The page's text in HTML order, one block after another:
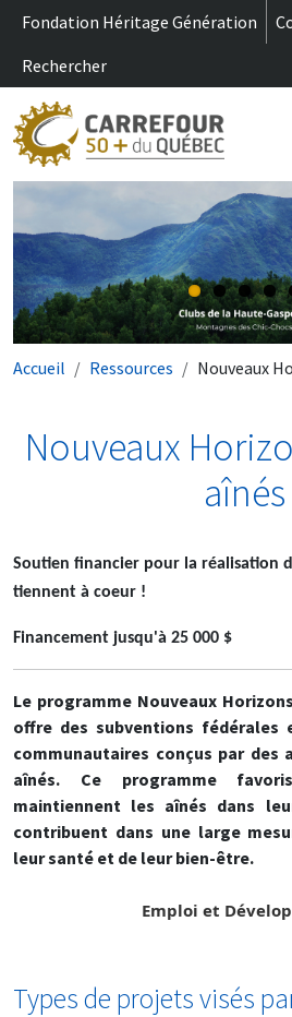
Aller au contenu principal
Fondation Héritage Génération
Rechercher
Fil d'Ariane
Accueil Ressources Nouveaux
Nouveaux
aînés
Soutien financier pour la réalisation
tiennent à coeur !
Financement jusqu'à 25 000 $
Le programme Nouveaux
offre des subventions fédérales
communautaires conçus par des
aînés. Ce programme
maintiennent les aînés dans
contribuent dans une large
leur santé et de leur bien-être.
Emploi et
Types de projets visés